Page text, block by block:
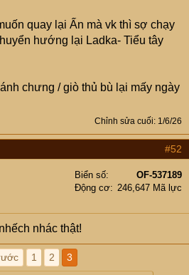
quay lại Ấn mà vk thì sợ chạy
hướng lại Ladka- Tiểu tây
chưng / giò thủ bù lại mấy ngày
Chỉnh sửa cuối: 1/6/26
#52
Biển số
OF-537189
Động cơ
246,647 Mã lực
nhác thật!
1 2 3